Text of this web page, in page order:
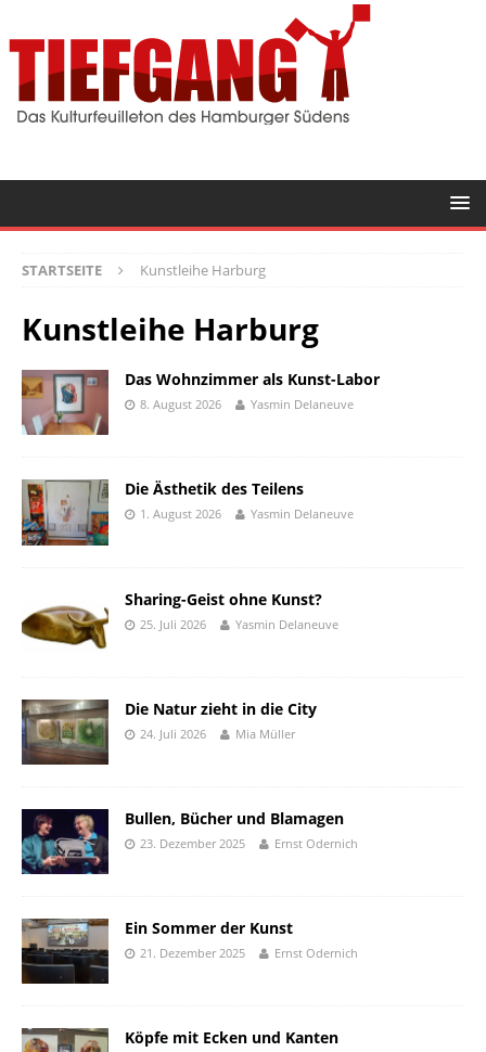
STARTSEITE Kunstleihe Harburg
Kunstleihe Harburg
Das Wohnzimmer als Kunst-Labor
8. August 2026 Yasmin Delaneuve
Die Ästhetik des Teilens
1. August 2026 Yasmin Delaneuve
Sharing-Geist ohne Kunst?
25. Juli 2026 Yasmin Delaneuve
Die Natur zieht in die City
24. Juli 2026 Mia Müller
Bullen, Bücher und Blamagen
23. Dezember 2025 Ernst Odernich
Ein Sommer der Kunst
21. Dezember 2025 Ernst Odernich
Köpfe mit Ecken und Kanten